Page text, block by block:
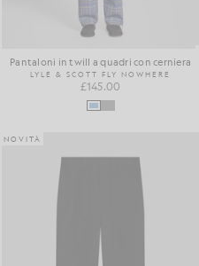
Pantaloni in twill a quadri con cerniera
LYLE & SCOTT FLY NOWHERE
£145.00
NOVITÀ